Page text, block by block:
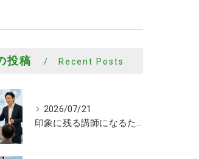
投稿 Recent Posts
2026/07/21
印象に残る講師になるために